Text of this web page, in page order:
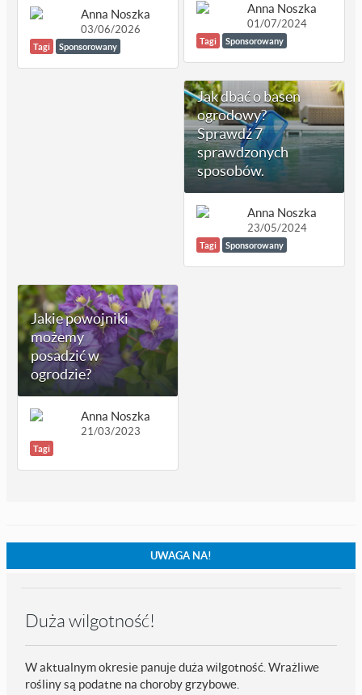
Anna Noszka
03/06/2026
Tagi Sponsorowany
Anna Noszka
01/07/2024
Tagi Sponsorowany
Jak dbać o basen
ogrodowy?
Sprawdź 7
sprawdzonych
sposobów.
Anna Noszka
23/05/2024
Tagi Sponsorowany
Jakie powojniki
możemy
posadzić w
ogrodzie?
Anna Noszka
21/03/2023
Tagi
UWAGA NA!
Duża wilgotność!
W aktualnym okresie panuje duża wilgotność. Wrażliwe
rośliny są podatne na choroby grzybowe.